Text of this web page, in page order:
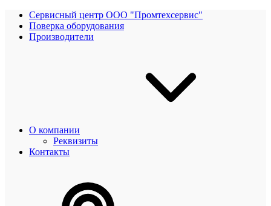
Сервисный центр ООО "Промтехсервис"
Поверка оборудования
Производители
О компании
Реквизиты
Контакты